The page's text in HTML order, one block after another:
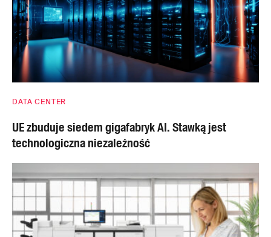
DATA CENTER
UE zbuduje siedem gigafabryk AI. Stawką jest
technologiczna niezależność